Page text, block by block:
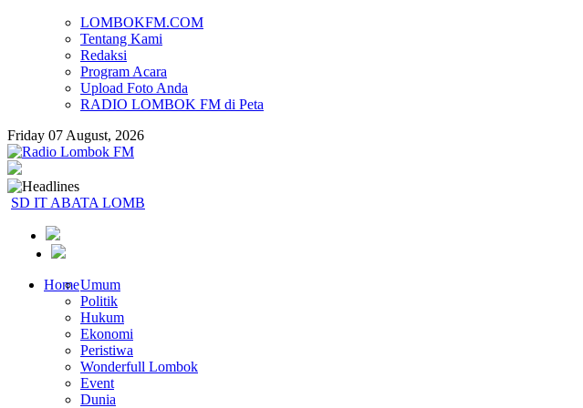
LOMBOKFM.COM
Tentang Kami
Redaksi
Program Acara
Upload Foto Anda
RADIO LOMBOK FM di Peta
Friday 07 August, 2026
SD IT ABATA LOMBOK II Tanamkan Nilai Kemerdek
HomeUmum
Politik
Hukum
Ekonomi
Peristiwa
Wonderfull Lombok
Event
Dunia